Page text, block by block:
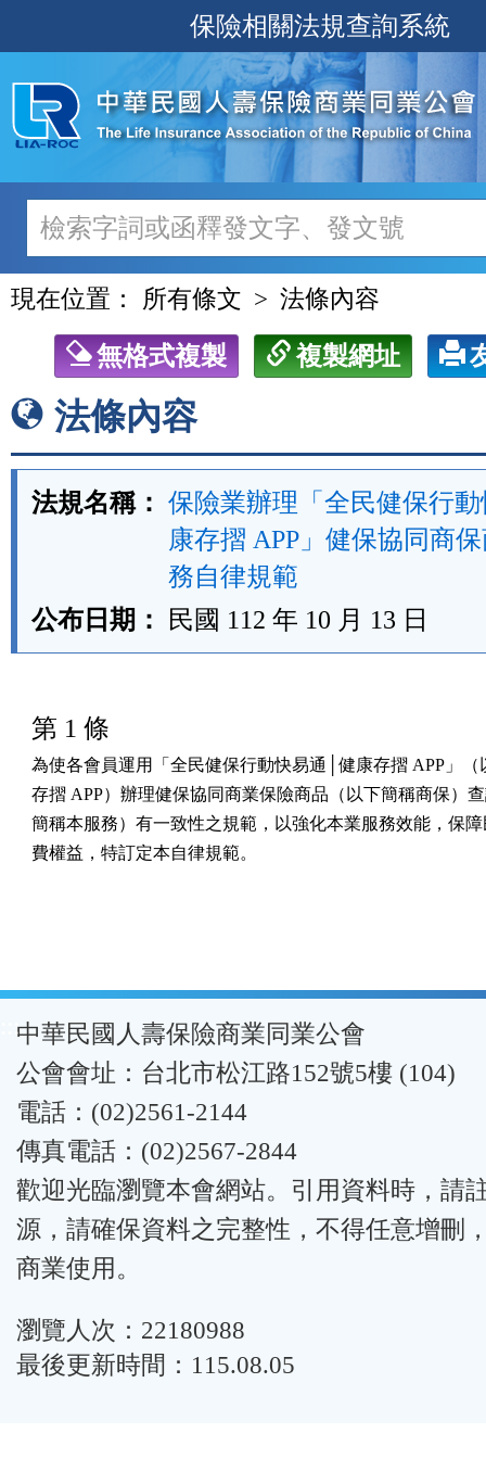
至
主
內
容
保險相關法規查詢系統
現在位置： 所有條文 法條內容
無格式複製 複製網址
法條內容
法規名稱： 保險業辦理「全民健保行
康存摺 APP」健保協同商
務自律規範
公布日期：
民國 112 年 10 月 13 日
第 1 條
為使各會員運用「全民健保行動快易通│健康存摺 APP」（
存摺 APP）辦理健保協同商業保險商品（以下簡稱商保）
簡稱本服務）有一致性之規範，以強化本業服務效能，保
費權益，特訂定本自律規範。
:::中華民國人壽保險商業同業公會
公會會址：台北市松江路152號5樓 (104)
電話：(02)2561-2144
傳真電話：(02)2567-2844
歡迎光臨瀏覽本會網站。引用資料時，請
源，請確保資料之完整性，不得任意增刪
商業使用。
瀏覽人次：22180988
最後更新時間：115.08.05